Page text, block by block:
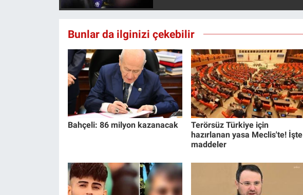
Bunlar da ilginizi çekebilir
Bahçeli: 86 milyon kazanacak
Terörsüz Türkiye için
hazırlanan yasa Meclis'te! İşte
maddeler